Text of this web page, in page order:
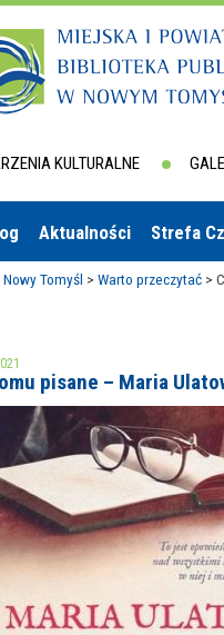
KULTURALNE
Aktualności Strefa
Nowy Tomyśl > Warto przeczytać >
pisane – Maria